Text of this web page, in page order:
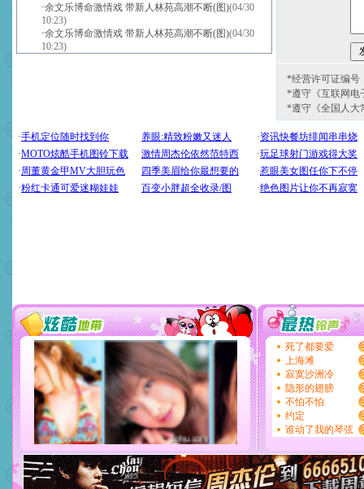
·余文乐博命激情戏 带新人林苑高潮不断(图)(04/30
10:23)
·余文乐博命激情戏 带新人林苑高潮不断(图)(04/30
10:23)
*经营许可证编号
*遵守《互联网电
*遵守《全国人大